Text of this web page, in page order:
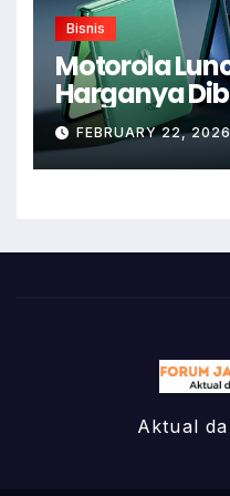
Bisnis
Motorola
Harganya
Juta
FEBRUARY 22,
Aktual